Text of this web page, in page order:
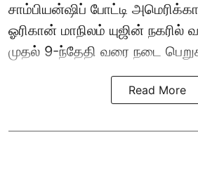
சாம்பியன்ஷிப் போட்டி
ஓரிகான் மாநிலம் யுஜின் நகரில்
முதல் 9-ந்தேதி வரை நடை
Read More